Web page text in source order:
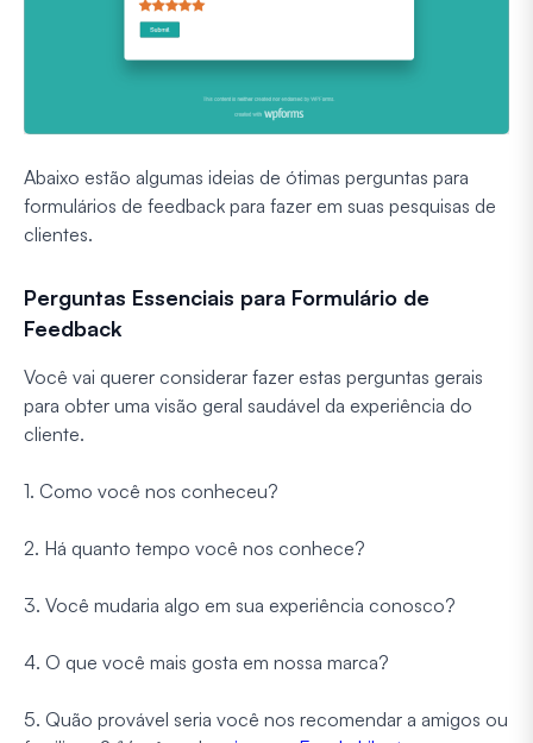
Abaixo estão algumas ideias de ótimas perguntas para
formulários de feedback para fazer em suas pesquisas de
clientes.
Perguntas Essenciais para Formulário de
Feedback
Você vai querer considerar fazer estas perguntas gerais
para obter uma visão geral saudável da experiência do
cliente.
1. Como você nos conheceu?
2. Há quanto tempo você nos conhece?
3. Você mudaria algo em sua experiência conosco?
4. O que você mais gosta em nossa marca?
5. Quão provável seria você nos recomendar a amigos ou